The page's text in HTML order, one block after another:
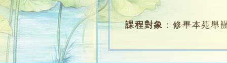
課程對象 ：修畢本苑舉